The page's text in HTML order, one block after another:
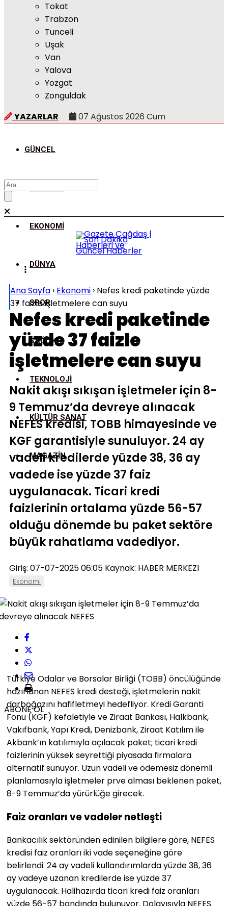
Tokat
Trabzon
Tunceli
Uşak
Van
Yalova
Yozgat
Zonguldak
YAZARLAR
07 Ağustos 2026 Cum
GÜNCEL
POLITIKA
EKONOMI
DÜNYA
SPOR
SAĞLIK
TEKNOLOJI
KÜLTÜR SANAT
MAGAZIN
Ana Sayfa › Ekonomi › Nefes kredi paketinde yüzde
37 faizle işletmelere can suyu
Nefes kredi paketinde
yüzde 37 faizle
işletmelere can suyu
Nakit akışı sıkışan işletmeler için 8-
9 Temmuz’da devreye alınacak
NEFES kredisi, TOBB himayesinde ve
KGF garantisiyle sunuluyor. 24 ay
vadeli kredilerde yüzde 38, 36 ay
vadede ise yüzde 37 faiz
uygulanacak. Ticari kredi
faizlerinin ortalama yüzde 56-57
olduğu dönemde bu paket sektöre
büyük rahatlama vadediyor.
Giriş: 07-07-2025 06:05 Kaynak: HABER MERKEZI
Ekonomi
ABONE OL
Türkiye Odalar ve Borsalar Birliği (TOBB) öncülüğünde
hazırlanan NEFES kredi desteği, işletmelerin nakit
darboğazını hafifletmeyi hedefliyor. Kredi Garanti
Fonu (KGF) kefaletiyle ve Ziraat Bankası, Halkbank,
Vakıfbank, Yapı Kredi, Denizbank, Ziraat Katılım ile
Akbank’ın katılımıyla açılacak paket; ticari kredi
faizlerinin yüksek seyrettiği piyasada firmalara
alternatif sunuyor. Uzun vadeli ve ödemesiz dönemli
planlamasıyla işletmeler prve alması beklenen paket,
8-9 Temmuz’da yürürlüğe girecek.
Faiz oranları ve vadeler netleşti
Bankacılık sektöründen edinilen bilgilere göre, NEFES
kredisi faiz oranları iki vade seçeneğine göre
belirlendi. 24 ay vadeli kullandırımlarda yüzde 38, 36
ay vadeye uzanan kredilerde ise yüzde 37
uygulanacak. Halihazırda ticari kredi faiz oranları